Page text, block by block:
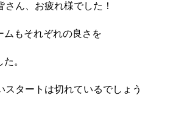
さん、お疲れ様でした！
ムもそれぞれの良さを
。
スタートは切れているでしょう